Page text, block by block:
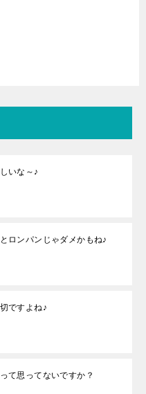
いな～♪
ロンパンじゃダメかもね♪
ですよね♪
て思ってないですか？